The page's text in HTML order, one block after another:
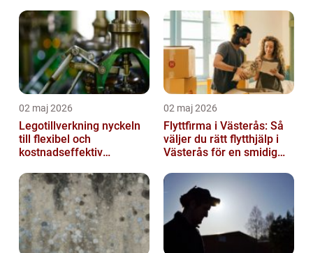
02 maj 2026
Legotillverkning nyckeln
till flexibel och
kostnadseffektiv
02 maj 2026
Flyttfirma i Västerås: Så
väljer du rätt flytthjälp i
Västerås för en smidig